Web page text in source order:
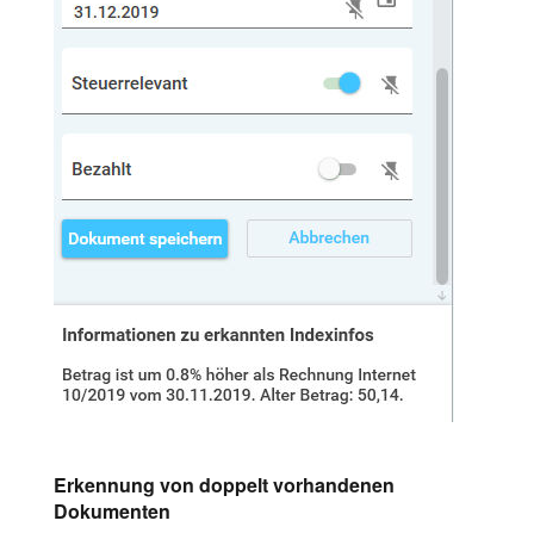
Erkennung von doppelt vorhandenen
Dokumenten